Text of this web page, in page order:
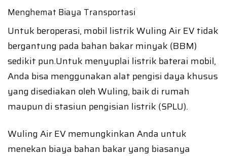
Menghemat Biaya Transportasi
Untuk beroperasi, mobil listrik Wuling Air EV tidak
bergantung pada bahan bakar minyak (BBM)
sedikit pun.Untuk menyuplai listrik baterai mobil,
Anda bisa menggunakan alat pengisi daya khusus
yang disediakan oleh Wuling, baik di rumah
maupun di stasiun pengisian listrik (SPLU).
Wuling Air EV memungkinkan Anda untuk
menekan biaya bahan bakar yang biasanya